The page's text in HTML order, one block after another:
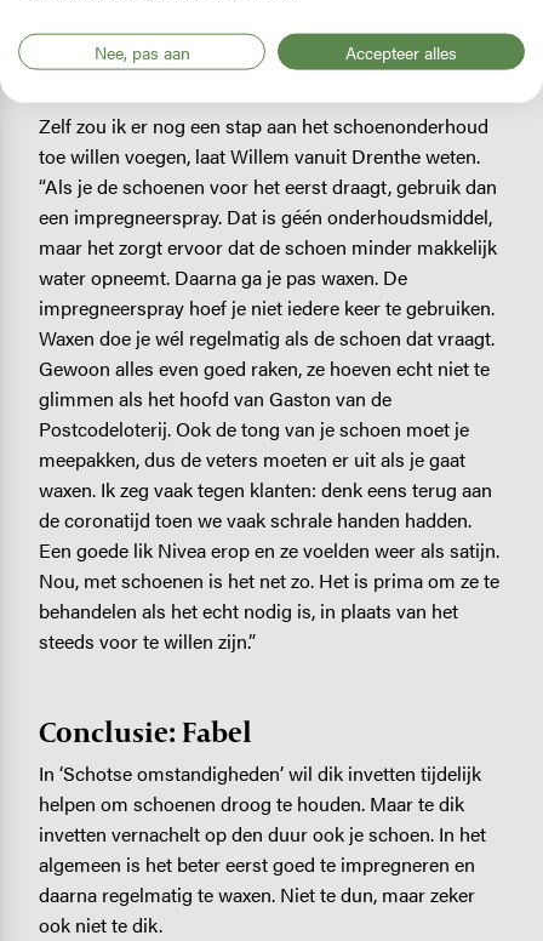
Zelf zou ik er nog een stap aan het schoenonderhoud
toe willen voegen, laat Willem vanuit Drenthe weten.
“Als je de schoenen voor het eerst draagt, gebruik dan
een impregneerspray. Dat is géén onderhoudsmiddel,
maar het zorgt ervoor dat de schoen minder makkelijk
water opneemt. Daarna ga je pas waxen. De
impregneerspray hoef je niet iedere keer te gebruiken.
Waxen doe je wél regelmatig als de schoen dat vraagt.
Gewoon alles even goed raken, ze hoeven echt niet te
glimmen als het hoofd van Gaston van de
Postcodeloterij. Ook de tong van je schoen moet je
meepakken, dus de veters moeten er uit als je gaat
waxen. Ik zeg vaak tegen klanten: denk eens terug aan
de coronatijd toen we vaak schrale handen hadden.
Een goede lik Nivea erop en ze voelden weer als satijn.
Nou, met schoenen is het net zo. Het is prima om ze te
behandelen als het echt nodig is, in plaats van het
steeds voor te willen zijn.”
Conclusie: Fabel
In ‘Schotse omstandigheden’ wil dik invetten tijdelijk
helpen om schoenen droog te houden. Maar te dik
invetten vernachelt op den duur ook je schoen. In het
algemeen is het beter eerst goed te impregneren en
daarna regelmatig te waxen. Niet te dun, maar zeker
ook niet te dik.
Nee, pas aan Accepteer alles